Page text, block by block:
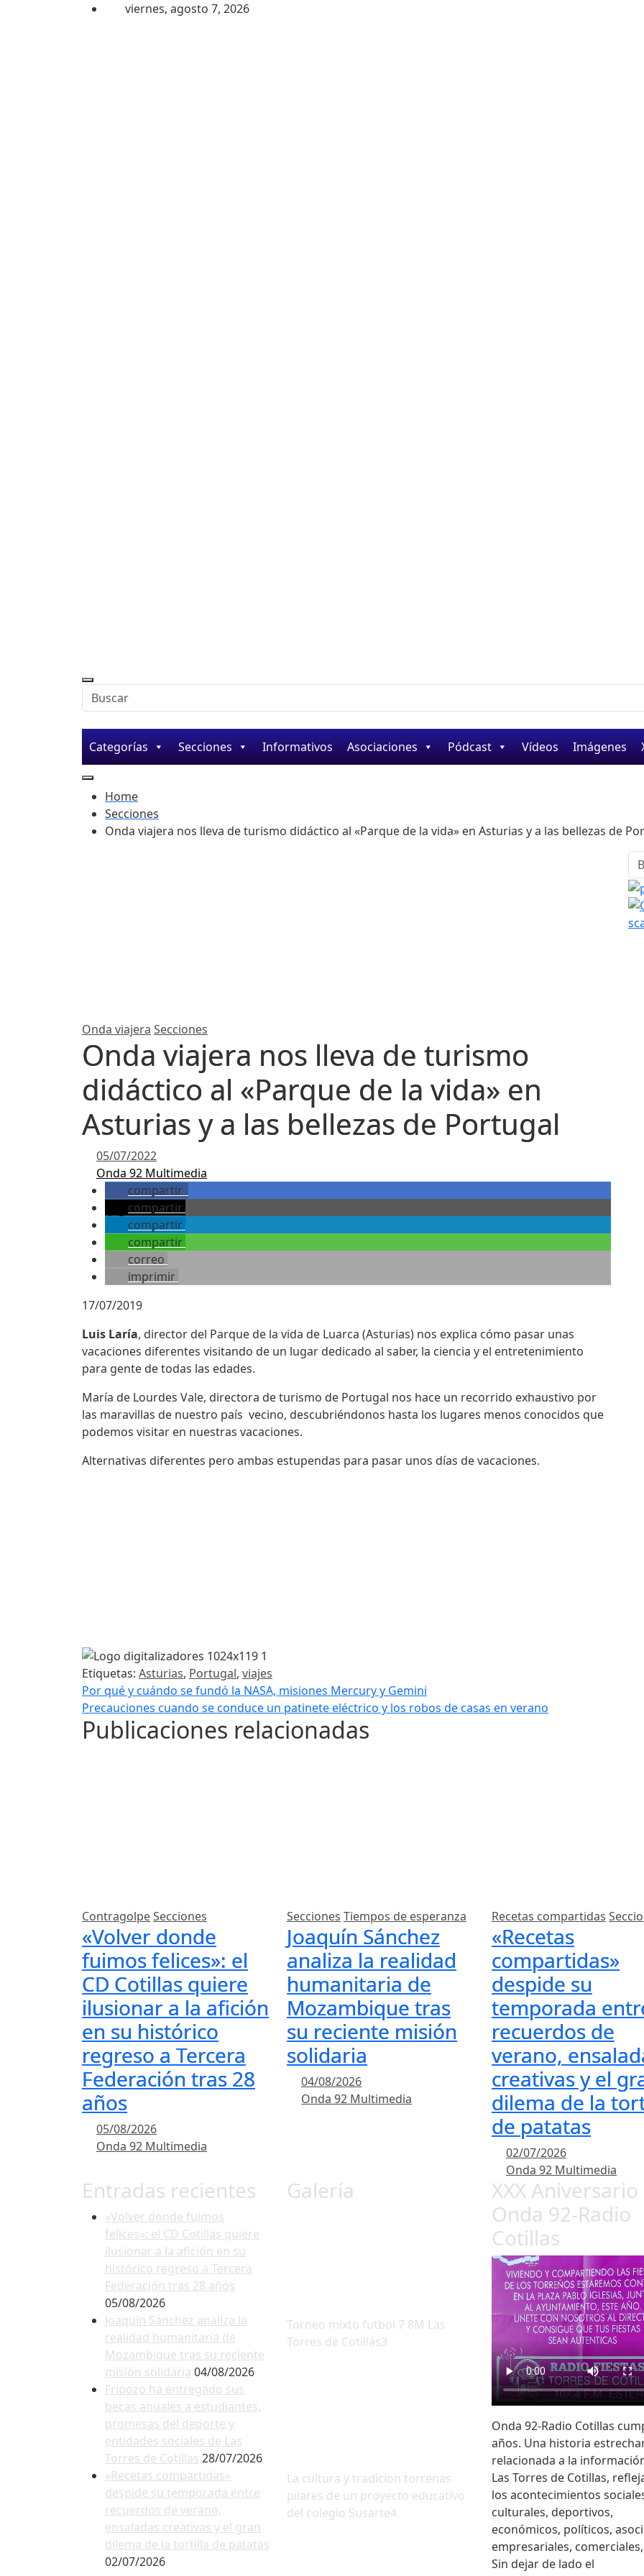
Saltar al contenido viernes, agosto 7, 2026
Buscar en la web
Categorías Secciones Informativos Asociaciones Pódcast Vídeos Imágenes
Home
Secciones
Onda viajera nos lleva de turismo didáctico al «Parque de la vida» en Asturias y a las bellezas de
Onda viajera Secciones
Onda viajera nos lleva de turismo
didáctico al «Parque de la vida» en
Asturias y a las bellezas de Portugal
05/07/2022
Onda 92 Multimedia
compartir
compartir
compartir
compartir
correo
imprimir
17/07/2019
Luis Laría, director del Parque de la vida de Luarca (Asturias) nos explica cómo pasar unas
vacaciones diferentes visitando de un lugar dedicado al saber, la ciencia y el entretenimiento
para gente de todas las edades.
María de Lourdes Vale, directora de turismo de Portugal nos hace un recorrido exhaustivo por
las maravillas de nuestro país vecino, descubriéndonos hasta los lugares menos conocidos que
podemos visitar en nuestras vacaciones.
Alternativas diferentes pero ambas estupendas para pasar unos días de vacaciones.
Etiquetas: Asturias, Portugal, viajes
Navegación de entradas
Por qué y cuándo se fundó la NASA, misiones Mercury y Gemini
Precauciones cuando se conduce un patinete eléctrico y los robos de casas en verano
Publicaciones relacionadas
ContragolpeSecciones
«Volver donde
fuimos felices»: el
CD Cotillas quiere
ilusionar a la afición
en su histórico
regreso a Tercera
Federación tras 28
años
05/08/2026
Onda 92 Multimedia
Secciones Tiempos de esperanza
Joaquín Sánchez
analiza la realidad
humanitaria de
Mozambique tras
su reciente misión
solidaria
04/08/2026
Onda 92 Multimedia
Recetas compartidas
«Recetas
compartidas»
despide su
temporada
recuerdos de
verano,
creativas y el
dilema de la
de patatas
02/07/2026
Onda 92 Multimedia
Entradas recientes
«Volver donde fuimos
felices»: el CD Cotillas quiere
ilusionar a la afición en su
histórico regreso a Tercera
Federación tras 28 años
05/08/2026
Joaquín Sánchez analiza la
realidad humanitaria de
Mozambique tras su reciente
misión solidaria 04/08/2026
Fripozo ha entregado sus
becas anuales a estudiantes,
promesas del deporte y
entidades sociales de Las
Torres de Cotillas 28/07/2026
«Recetas compartidas»
despide su temporada entre
recuerdos de verano,
ensaladas creativas y el gran
dilema de la tortilla de patatas
02/07/2026
Galería
Torneo mixto futbol 7 8M Las
Torres de Cotillas3
La cultura y tradicion torrenas
pilares de un proyecto educativo
del colegio Susarte4
XXX Aniversario
Onda 92-Radio
Cotillas
Onda 92-Radio Cotillas
años. Una historia
relacionada a la
Las Torres de Cotillas,
los acontecimientos
culturales, deportivos,
económicos, políticos,
empresariales,
Sin dejar de lado el